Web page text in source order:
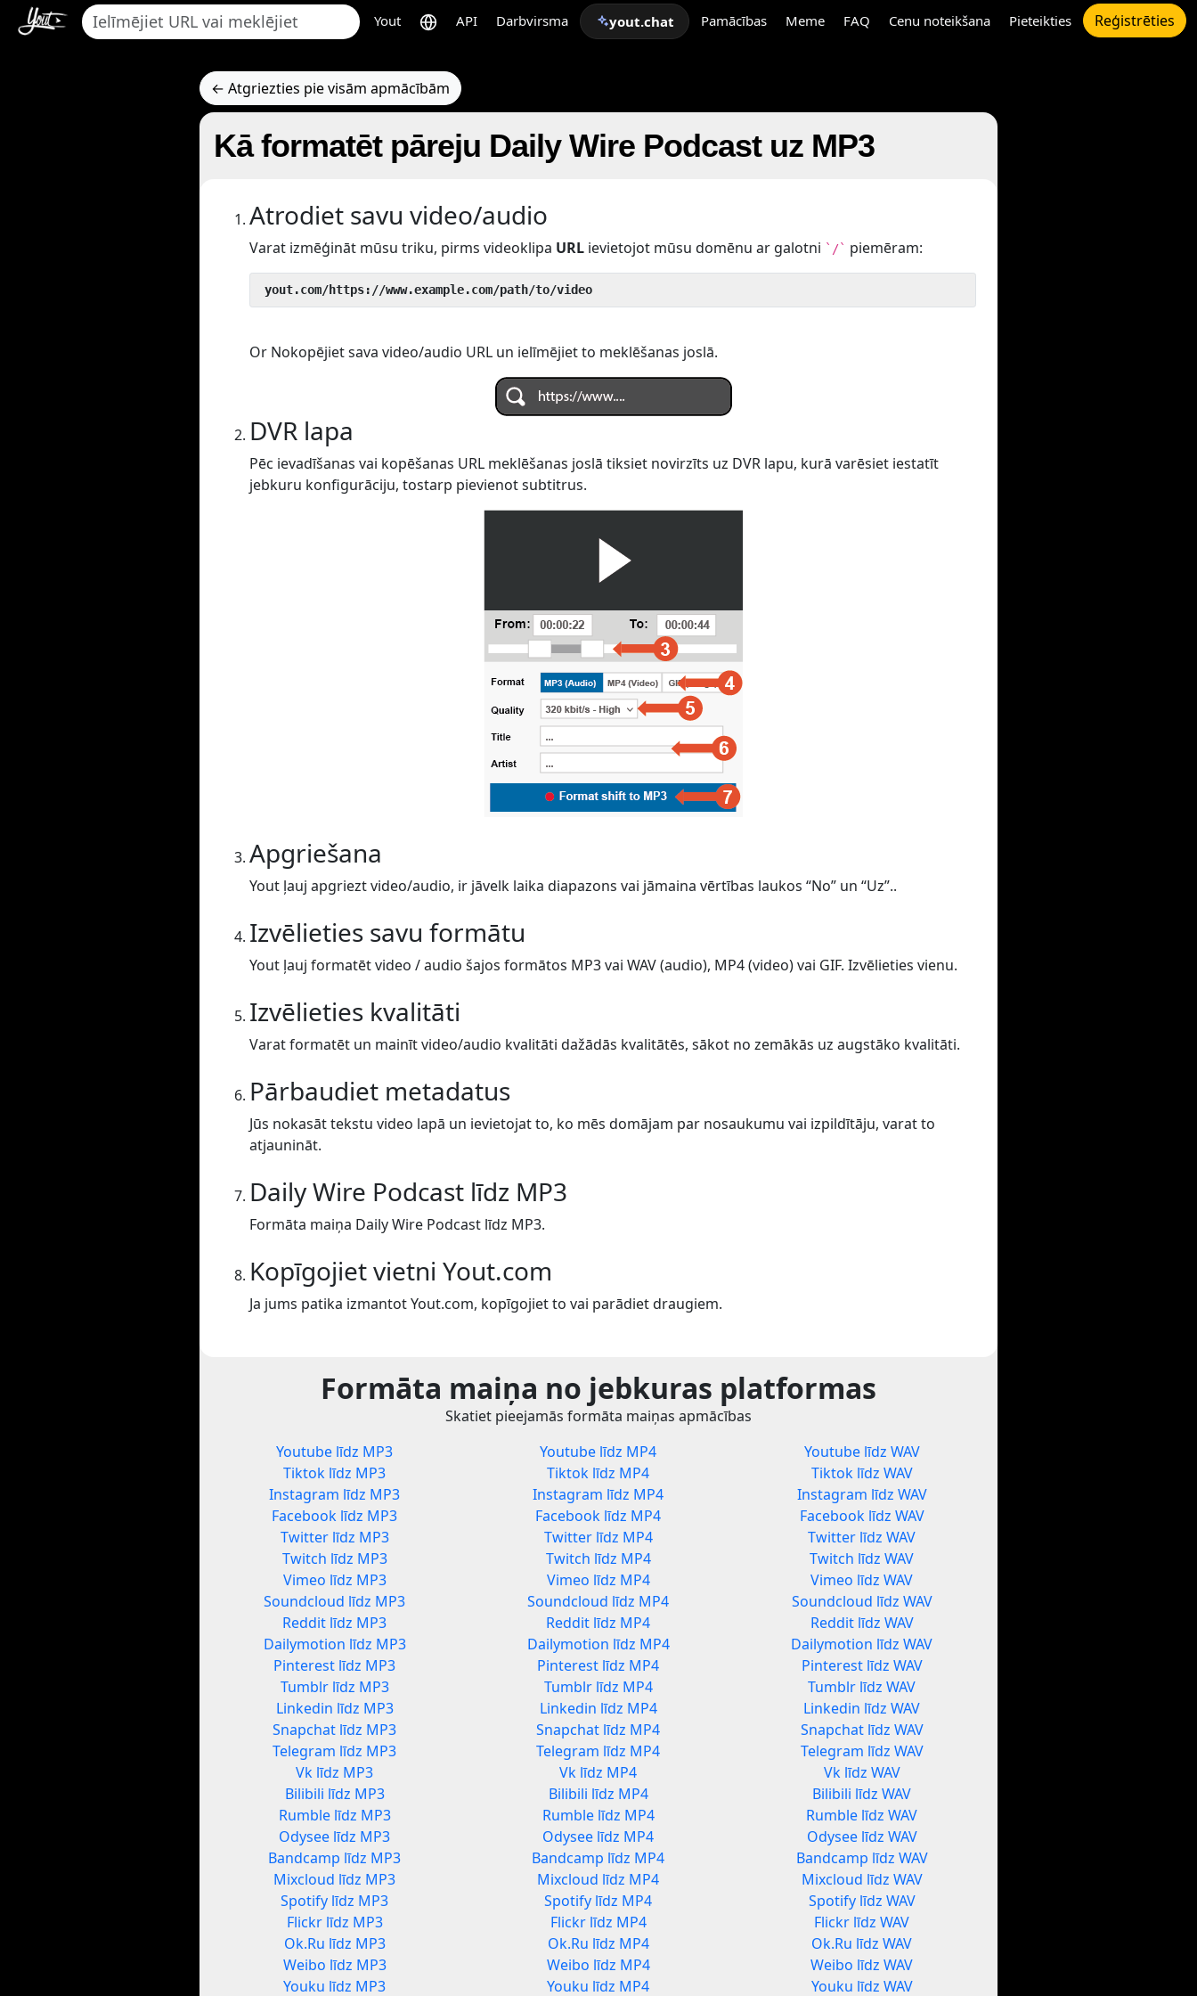
Yout API Darbvirsma yout.chat Pamācības Meme FAQ Cenu noteikšana Pieteikties Reģistrēties
← Atgriezties pie visām apmācībām
Kā formatēt pāreju Daily Wire Podcast uz MP3
Atrodiet savu video/audio
Varat izmēģināt mūsu triku, pirms videoklipa URL ievietojot mūsu domēnu ar galotni `/` piemēram:
yout.com/https://www.example.com/path/to/video
Or Nokopējiet sava video/audio URL un ielīmējiet to meklēšanas joslā.
DVR lapa
Pēc ievadīšanas vai kopēšanas URL meklēšanas joslā tiksiet novirzīts uz DVR lapu, kurā varēsiet iestatīt
jebkuru konfigurāciju, tostarp pievienot subtitrus.
Apgriešana
Yout ļauj apgriezt video/audio, ir jāvelk laika diapazons vai jāmaina vērtības laukos “No” un “Uz”..
Izvēlieties savu formātu
Yout ļauj formatēt video / audio šajos formātos MP3 vai WAV (audio), MP4 (video) vai GIF. Izvēlieties vienu.
Izvēlieties kvalitāti
Varat formatēt un mainīt video/audio kvalitāti dažādās kvalitātēs, sākot no zemākās uz augstāko kvalitāti.
Pārbaudiet metadatus
Jūs nokasāt tekstu video lapā un ievietojat to, ko mēs domājam par nosaukumu vai izpildītāju, varat to
atjaunināt.
Daily Wire Podcast līdz MP3
Formāta maiņa Daily Wire Podcast līdz MP3.
Kopīgojiet vietni Yout.com
Ja jums patika izmantot Yout.com, kopīgojiet to vai parādiet draugiem.
Formāta maiņa no jebkuras platformas
Skatiet pieejamās formāta maiņas apmācības
Youtube līdz MP3
Tiktok līdz MP3
Instagram līdz MP3
Facebook līdz MP3
Twitter līdz MP3
Twitch līdz MP3
Vimeo līdz MP3
Soundcloud līdz MP3
Reddit līdz MP3
Dailymotion līdz MP3
Pinterest līdz MP3
Tumblr līdz MP3
Linkedin līdz MP3
Snapchat līdz MP3
Telegram līdz MP3
Vk līdz MP3
Bilibili līdz MP3
Rumble līdz MP3
Odysee līdz MP3
Bandcamp līdz MP3
Mixcloud līdz MP3
Spotify līdz MP3
Flickr līdz MP3
Ok.Ru līdz MP3
Weibo līdz MP3
Youku līdz MP3
Youtube līdz MP4
Tiktok līdz MP4
Instagram līdz MP4
Facebook līdz MP4
Twitter līdz MP4
Twitch līdz MP4
Vimeo līdz MP4
Soundcloud līdz MP4
Reddit līdz MP4
Dailymotion līdz MP4
Pinterest līdz MP4
Tumblr līdz MP4
Linkedin līdz MP4
Snapchat līdz MP4
Telegram līdz MP4
Vk līdz MP4
Bilibili līdz MP4
Rumble līdz MP4
Odysee līdz MP4
Bandcamp līdz MP4
Mixcloud līdz MP4
Spotify līdz MP4
Flickr līdz MP4
Ok.Ru līdz MP4
Weibo līdz MP4
Youku līdz MP4
Youtube līdz WAV
Tiktok līdz WAV
Instagram līdz WAV
Facebook līdz WAV
Twitter līdz WAV
Twitch līdz WAV
Vimeo līdz WAV
Soundcloud līdz WAV
Reddit līdz WAV
Dailymotion līdz WAV
Pinterest līdz WAV
Tumblr līdz WAV
Linkedin līdz WAV
Snapchat līdz WAV
Telegram līdz WAV
Vk līdz WAV
Bilibili līdz WAV
Rumble līdz WAV
Odysee līdz WAV
Bandcamp līdz WAV
Mixcloud līdz WAV
Spotify līdz WAV
Flickr līdz WAV
Ok.Ru līdz WAV
Weibo līdz WAV
Youku līdz WAV